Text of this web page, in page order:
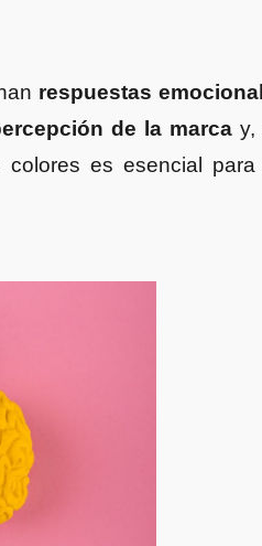
respuestas
de la marcay,
es esencial para